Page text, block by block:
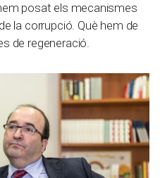
posat els mecanismes
la corrupció. Què hem de
de regeneració.